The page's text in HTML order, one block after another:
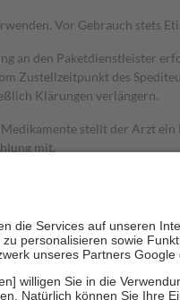
Vor Gebrauch stets
an den Paketdienstleister
Zustellzeitpunkt des
Klärungen verlängern.
stellt der Arzt
mit.
beträgt die
für ihre eigene
zum vollendeten 18.
und Früherkennung, die von